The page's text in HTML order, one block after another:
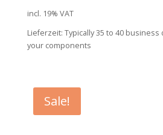
599,00 €.
incl. 19% VAT
Lieferzeit: Typically 35 to 40
your components
Sale!